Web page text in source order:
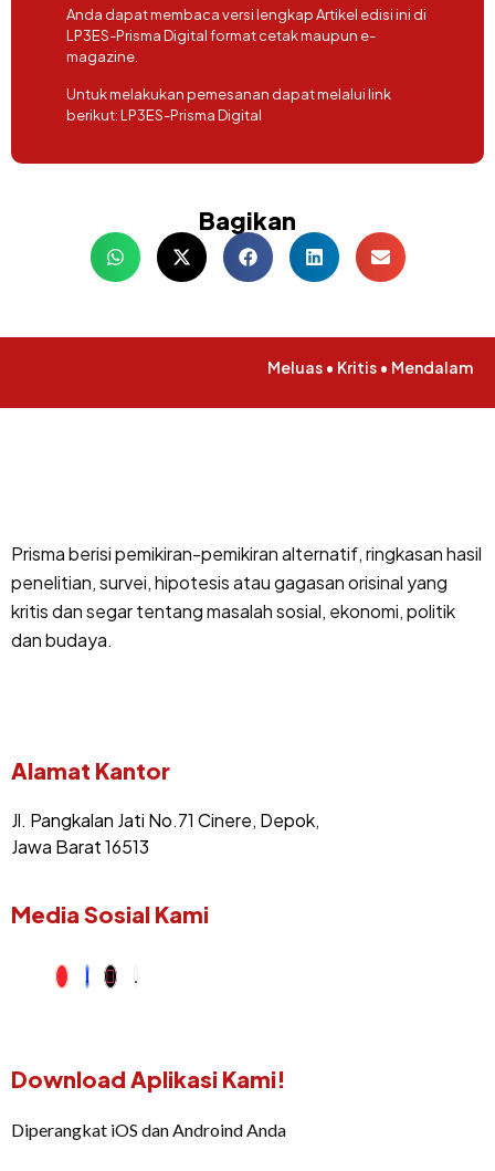
Anda dapat membaca versi lengkap Artikel edisi ini di
LP3ES-Prisma Digital format cetak maupun e-
magazine.
Untuk melakukan pemesanan dapat melalui link
berikut:LP3ES-Prisma Digital
Bagikan
Meluas • Kritis • Mendalam
Prisma berisi pemikiran-pemikiran alternatif, ringkasan hasil
penelitian, survei, hipotesis atau gagasan orisinal yang
kritis dan segar tentang masalah sosial, ekonomi, politik
dan budaya.
Alamat Kantor
Jl. Pangkalan Jati No.71 Cinere, Depok,
Jawa Barat 16513
Media Sosial Kami
Download Aplikasi Kami!
Diperangkat iOS dan Androind Anda